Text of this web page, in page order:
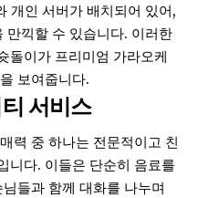
개인 서버가 배치되어 있어,
만끽할 수 있습니다. 이러한
돌이가 프리미엄 가라오케
보여줍니다.
서비스
력 중 하나는 전문적이고 친
니다. 이들은 단순히 음료를
들과 함께 대화를 나누며